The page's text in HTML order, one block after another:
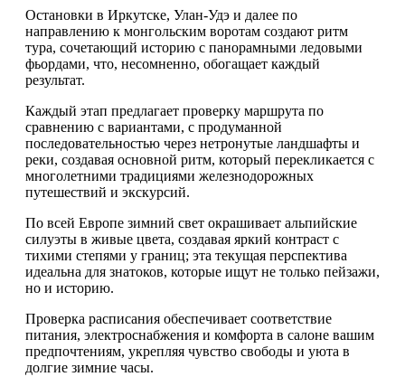
Остановки в Иркутске, Улан-Удэ и далее по
направлению к монгольским воротам создают ритм
тура, сочетающий историю с панорамными ледовыми
фьордами, что, несомненно, обогащает каждый
результат.
Каждый этап предлагает проверку маршрута по
сравнению с вариантами, с продуманной
последовательностью через нетронутые ландшафты и
реки, создавая основной ритм, который перекликается с
многолетними традициями железнодорожных
путешествий и экскурсий.
По всей Европе зимний свет окрашивает альпийские
силуэты в живые цвета, создавая яркий контраст с
тихими степями у границ; эта текущая перспектива
идеальна для знатоков, которые ищут не только пейзажи,
но и историю.
Проверка расписания обеспечивает соответствие
питания, электроснабжения и комфорта в салоне вашим
предпочтениям, укрепляя чувство свободы и уюта в
долгие зимние часы.